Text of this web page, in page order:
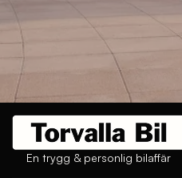
En trygg & personlig bilaffär